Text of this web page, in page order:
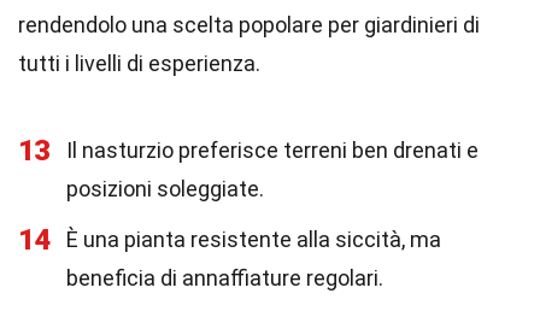
rendendolo una scelta popolare per giardinieri di
tutti i livelli di esperienza.
13
Il nasturzio preferisce terreni ben drenati e
posizioni soleggiate.
14
È una pianta resistente alla siccità, ma
beneficia di annaffiature regolari.